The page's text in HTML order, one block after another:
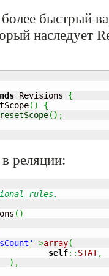
быстрый
наследует
Revisions {
( )
{
( ) ;
реляции:
( )
=>array(
self:: STAT,
) ,